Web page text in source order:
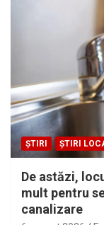
ȘTIRI ȘTIRI
De astăzi,
mult pentru
canalizare